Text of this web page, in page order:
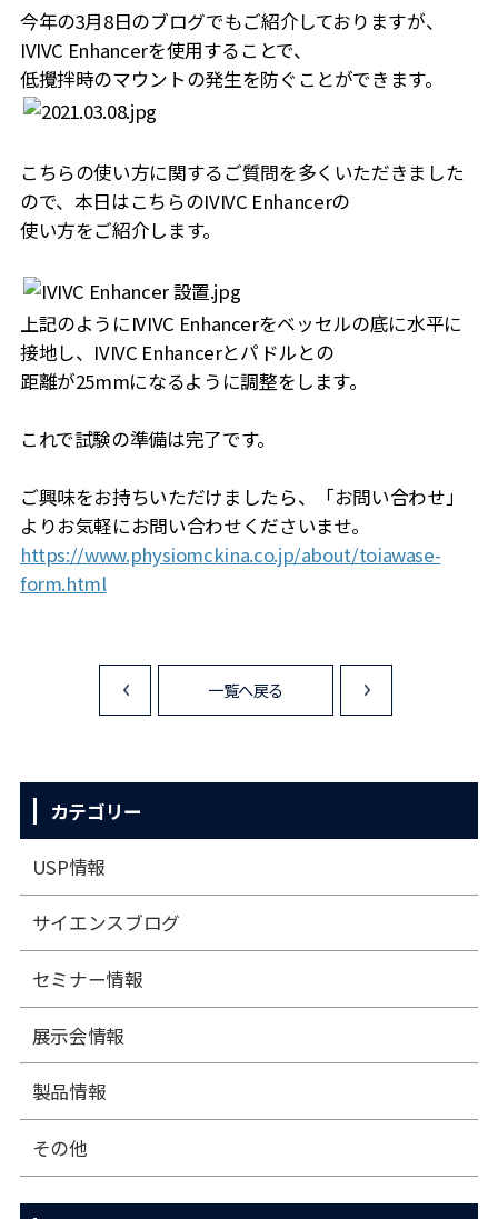
今年の3月8日のブログでもご紹介しておりますが、
IVIVC Enhancerを使用することで、
低攪拌時のマウントの発生を防ぐことができます。
こちらの使い方に関するご質問を多くいただきました
ので、本日はこちらのIVIVC Enhancerの
使い方をご紹介します。
上記のようにIVIVC Enhancerをベッセルの底に水平に
接地し、IVIVC Enhancerとパドルとの
距離が25mmになるように調整をします。
これで試験の準備は完了です。
ご興味をお持ちいただけましたら、「お問い合わせ」
よりお気軽にお問い合わせくださいませ。
https://www.physiomckina.co.jp/about/toiawase-
form.html
<
一覧へ戻る
カテゴリー
USP情報
サイエンスブログ
セミナー情報
展⽰会情報
製品情報
その他